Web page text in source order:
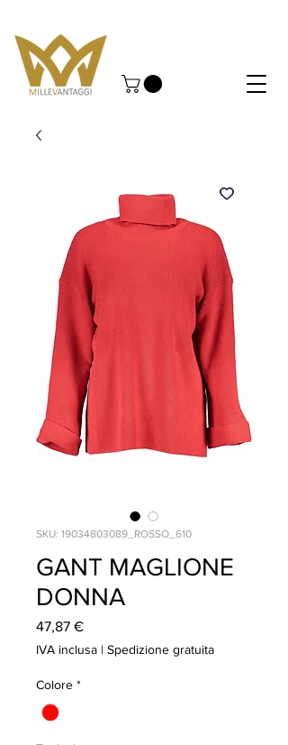
SKU: 19034803089_ROSSO_610
GANT MAGLIONE
DONNA
47,87 €Prezzo
IVA inclusa | Spedizione gratuita
Colore *